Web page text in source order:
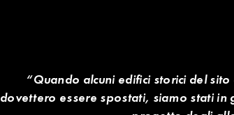
“Quando alcuni edifici storici del
dovettero essere spostati, siamo stati in